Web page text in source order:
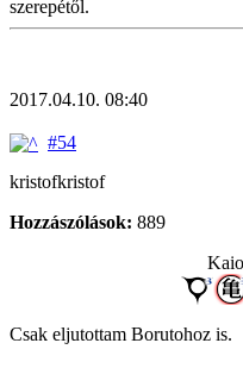
szerepétől.
2017.04.10. 08:40
#54
kristofkristof
Hozzászólások: 889
Csak eljutottam Borutohoz is.